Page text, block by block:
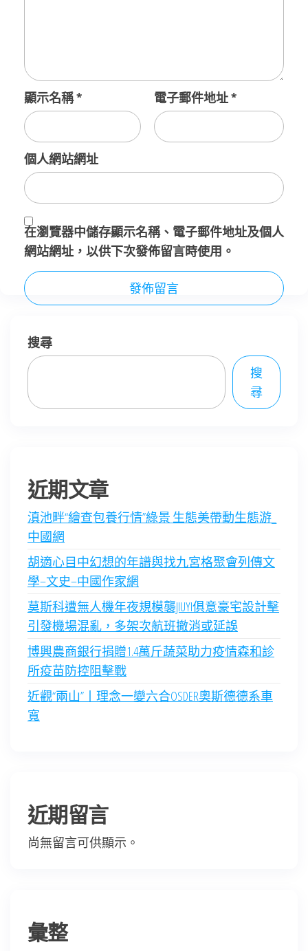
顯示名稱* 電子郵件地址*
個人網站網址
在瀏覽器中儲存顯示名稱、電子郵件地址及個人
網站網址，以供下次發佈留言時使用。
搜尋
搜
尋
近期文章
滇池畔“繪查包養行情”綠景 生態美帶動生態游_
中國網
胡適心目中幻想的年譜與找九宮格聚會列傳文
學–文史–中國作家網
莫斯科遭無人機年夜規模襲JIUYI俱意豪宅設計擊
引發機場混亂，多架次航班撤消或延誤
博興農商銀行捐贈1.4萬斤蔬菜助力疫情森和診
所疫苗防控阻擊戰
近觀“兩山”丨理念一變六合OSDER奧斯德德系車
寬
近期留言
尚無留言可供顯示。
彙整